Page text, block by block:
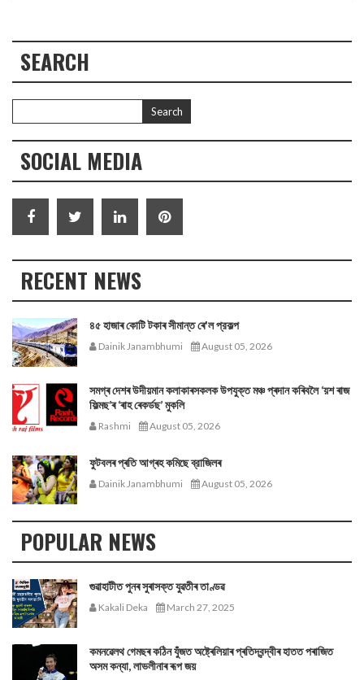
SEARCH
SOCIAL MEDIA
RECENT NEWS
৪৫ হাজাৰ কোটি টকাৰ সীমান্ত ৰে'ল প্রকল্প
Dainik Janambhumi August 05, 2026
সমগ্ৰ দেশৰ উদীয়মান কলাকাৰসকলক উপযুক্ত মঞ্চ প্ৰদান কৰিবলৈ ‘য়শ ৰাজ
ফিল্মছ’ৰ ‘ৰাহ ৰেকৰ্ডছ’ মুকলি
Rashmi August 05, 2026
ফুটবলৰ প্ৰতি আগ্ৰহ কমিছে ব্রাজিলৰ
Dainik Janambhumi August 05, 2026
POPULAR NEWS
গুৱাহাটীত পুনৰ সুৰাসক্ত যুৱতীৰ তাণ্ডৱ
Kakali Deka March 27, 2025
কমনৱেলথ গেমছৰ কঠিন যুঁজত অষ্ট্ৰেলিয়াৰ প্ৰতিদ্বন্দ্বীৰ হাতত পৰাজিত
অসম কন্যা, লাভলীনাৰ ৰূপ জয়